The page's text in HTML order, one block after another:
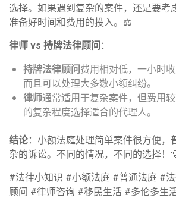
选择。如果遇到复杂的案件，还是要考
准备好时间和费用的投入。⚖️
律师 vs 持牌法律顾问 ：
持牌法律顾问费用相对低，一小时
而且可以处理大多数小额纠纷。
律师通常适用于复杂案件，但费用
的复杂程度选择适合的代理人。
结论：小额法庭处理简单案件很方便，
杂的诉讼。不同的情况，不同的选择！
#法律小知识 #小额法庭 #普通法庭 #
顾问 #律师咨询 #移民生活 #多伦多生